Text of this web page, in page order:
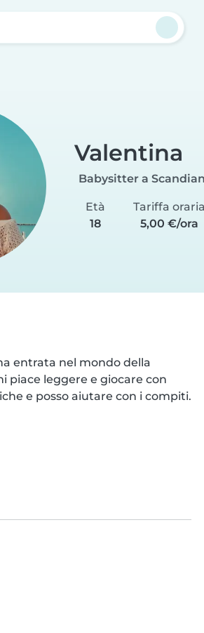
Valentina
Babysitter a
Età
18
Tariffa oraria
5,00 €/ora
entrata nel mondo della
piace leggere e giocare con
e posso aiutare con i compiti.